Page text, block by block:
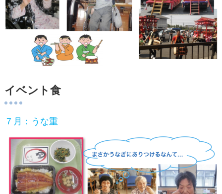
イベント食
７月：うな重